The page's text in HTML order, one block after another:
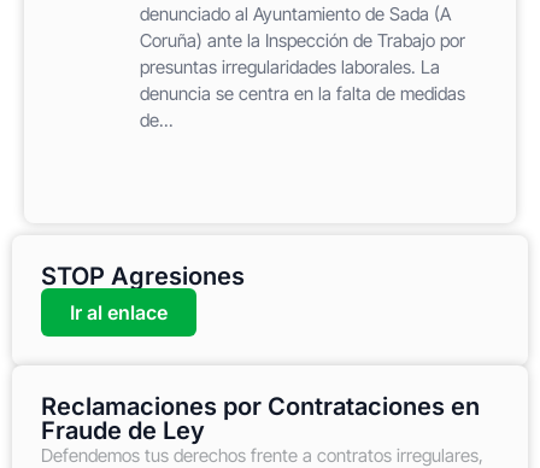
denunciado al Ayuntamiento de Sada (A
Coruña) ante la Inspección de Trabajo por
presuntas irregularidades laborales. La
denuncia se centra en la falta de medidas
de...
STOP Agresiones
Ir al enlace
Reclamaciones por Contrataciones en
Fraude de Ley
Defendemos tus derechos frente a contratos irregulares,